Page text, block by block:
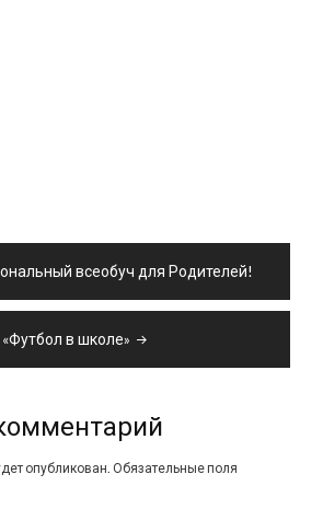
всеобуч для Родителей!
«Футбол в школе»
опубликован. Обязательные поля